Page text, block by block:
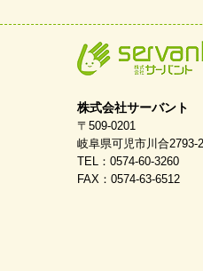
2026/02/06 岐
2025/06/10
2025/05/07
株式会社サーバント
〒509-0201
岐阜県可児市川合2793-
TEL：0574-60-3260
FAX：0574-63-6512